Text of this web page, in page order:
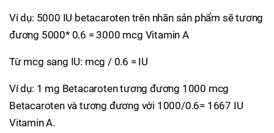
Ví dụ: 5000 IU betacaroten trên nhãn sản phẩm sẽ tương
đương 5000* 0.6 = 3000 mcg Vitamin A
Từ mcg sang IU: mcg / 0.6 = IU
Ví dụ: 1 mg Betacaroten tương đương 1000 mcg
Betacaroten và tương đương với 1000/0.6= 1667 IU
Vitamin A.